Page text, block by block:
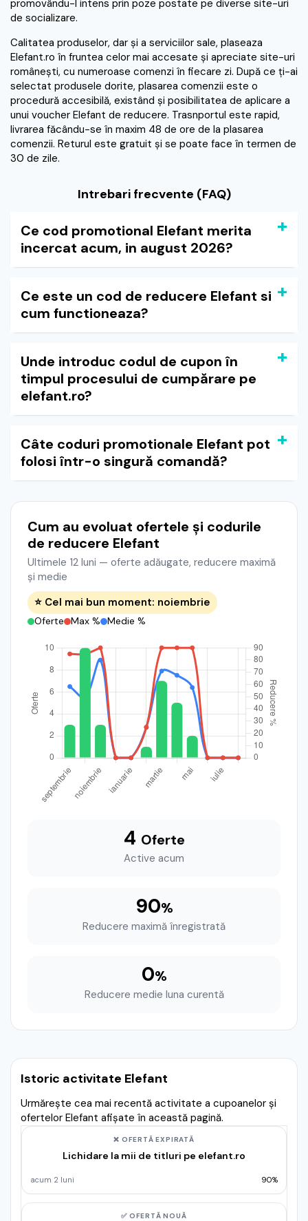
promovându-l intens prin poze postate pe diverse site-uri
de socializare.
Calitatea produselor, dar şi a serviciilor sale, plaseaza
Elefant.ro în fruntea celor mai accesate şi apreciate site-uri
româneşti, cu numeroase comenzi în fiecare zi. După ce ţi-ai
selectat produsele dorite, plasarea comenzii este o
procedură accesibilă, existând şi posibilitatea de aplicare a
unui voucher Elefant de reducere. Trasnportul este rapid,
livrarea făcându-se în maxim 48 de ore de la plasarea
comenzii. Returul este gratuit şi se poate face în termen de
30 de zile.
Intrebari frecvente (FAQ)
Ce cod promotional Elefant merita
incercat acum, in august 2026?
Ce este un cod de reducere Elefant si
cum functioneaza?
Unde introduc codul de cupon în
timpul procesului de cumpărare pe
elefant.ro?
Câte coduri promotionale Elefant pot
folosi într-o singură comandă?
Cum au evoluat ofertele și codurile
de reducere Elefant
Ultimele 12 luni — oferte adăugate, reducere maximă
și medie
⭐ Cel mai bun moment: noiembrie
Oferte Max % Medie %
4 Oferte
Active acum
90%
Reducere maximă înregistrată
0%
Reducere medie luna curentă
Istoric activitate Elefant
Urmărește cea mai recentă activitate a cupoanelor și
ofertelor Elefant afișate în această pagină.
❌ OFERTĂ EXPIRATĂ
Lichidare la mii de titluri pe elefant.ro
acum 2 luni 90%
✅ OFERTĂ NOUĂ